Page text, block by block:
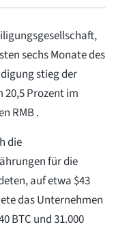
sechs Monate des
stieg der
20,5 Prozent im
RMB .
die
für die
auf etwa $43
das Unternehmen
BTC und 31.000